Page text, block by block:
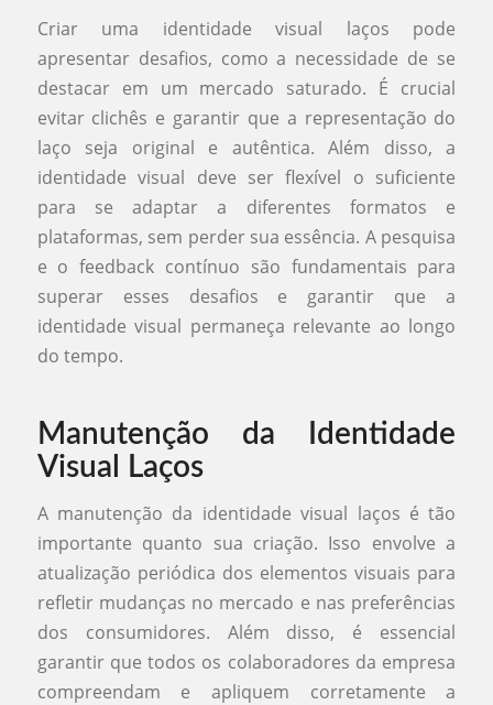
Criar uma identidade visual laços pode
apresentar desafios, como a necessidade de se
destacar em um mercado saturado. É crucial
evitar clichês e garantir que a representação do
laço seja original e autêntica. Além disso, a
identidade visual deve ser flexível o suficiente
para se adaptar a diferentes formatos e
plataformas, sem perder sua essência. A pesquisa
e o feedback contínuo são fundamentais para
superar esses desafios e garantir que a
identidade visual permaneça relevante ao longo
do tempo.
Manutenção da Identidade
Visual Laços
A manutenção da identidade visual laços é tão
importante quanto sua criação. Isso envolve a
atualização periódica dos elementos visuais para
refletir mudanças no mercado e nas preferências
dos consumidores. Além disso, é essencial
garantir que todos os colaboradores da empresa
compreendam e apliquem corretamente a